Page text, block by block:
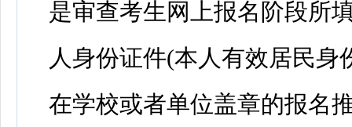
是审查考生网上报名阶段所
人身份证件(本人有效居民
在学校或者单位盖章的报名